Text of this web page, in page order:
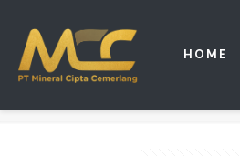
HOME